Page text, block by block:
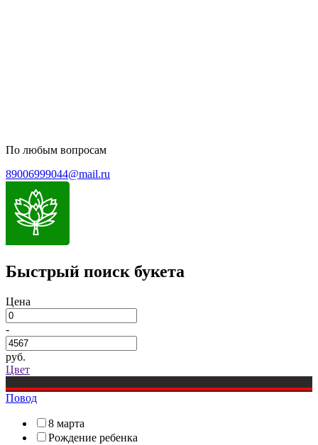
По любым вопросам
89006999044@mail.ru
Быстрый поиск букета
Цена
-
руб.
Цвет
Повод
8 марта
Рождение ребенка